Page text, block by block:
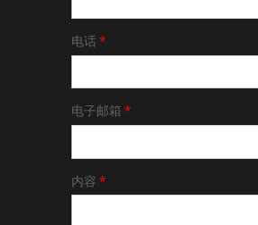
电话*
电子邮箱 *
内容 *